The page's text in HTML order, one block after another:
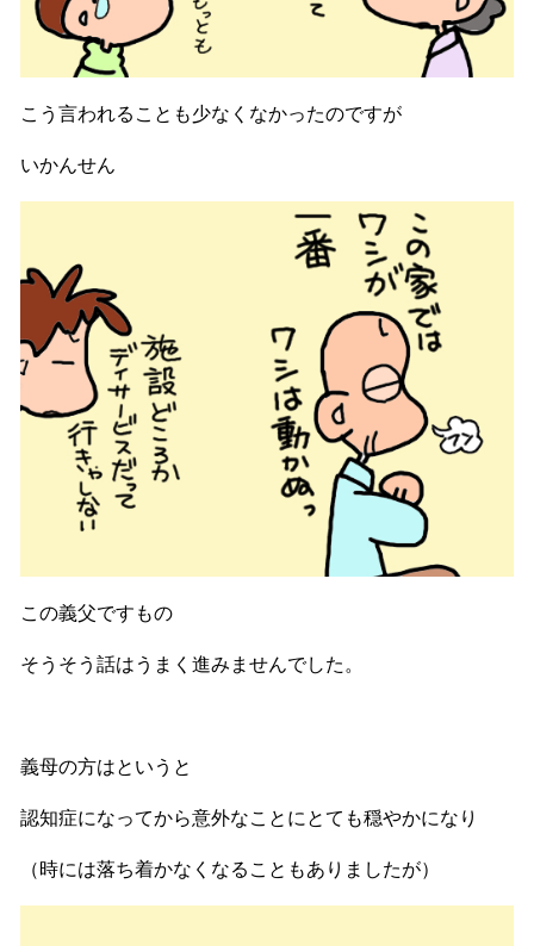
こう言われることも少なくなかったのですが
いかんせん
この義父ですもの
そうそう話はうまく進みませんでした。
義母の方はというと
認知症になってから意外なことにとても穏やかになり
（時には落ち着かなくなることもありましたが）